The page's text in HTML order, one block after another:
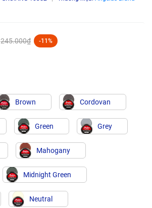
245.000₫ -11%
Brown Cordovan
Green Grey
Mahogany
Midnight Green
Neutral